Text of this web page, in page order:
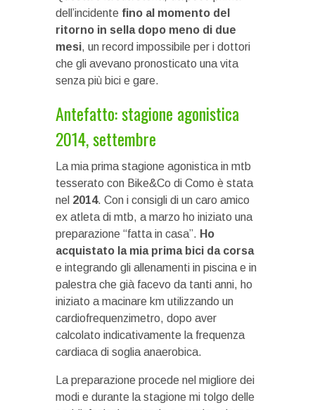
dell’incidente fino al momento del
ritorno in sella dopo meno di due
mesi, un record impossibile per i dottori
che gli avevano pronosticato una vita
senza più bici e gare.
Antefatto: stagione agonistica
2014, settembre
La mia prima stagione agonistica in mtb
tesserato con Bike&Co di Como è stata
nel 2014. Con i consigli di un caro amico
ex atleta di mtb, a marzo ho iniziato una
preparazione “fatta in casa”. Ho
acquistato la mia prima bici da corsa
e integrando gli allenamenti in piscina e in
palestra che già facevo da tanti anni, ho
iniziato a macinare km utilizzando un
cardiofrequenzimetro, dopo aver
calcolato indicativamente la frequenza
cardiaca di soglia anaerobica.
La preparazione procede nel migliore dei
modi e durante la stagione mi tolgo delle